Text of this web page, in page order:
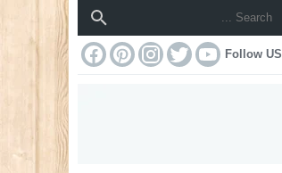
Follow US